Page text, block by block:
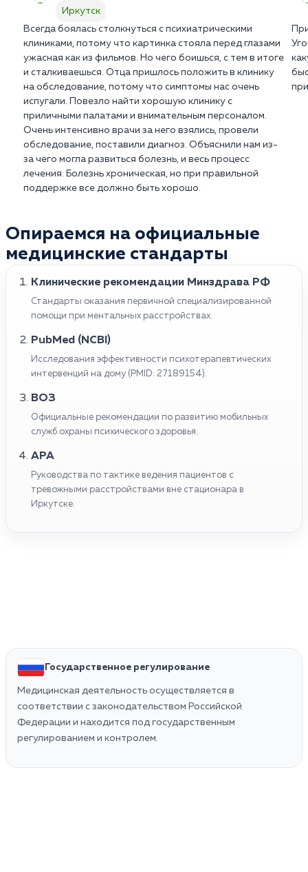
Иркутск
Всегда боялась столкнуться с психиатрическими
клиниками, потому что картинка стояла перед глазами
ужасная как из фильмов. Но чего боишься, с тем в итоге
и сталкиваешься. Отца пришлось положить в клинику
на обследование, потому что симптомы нас очень
испугали. Повезло найти хорошую клинику с
приличными палатами и внимательным персоналом.
Очень интенсивно врачи за него взялись, провели
обследование, поставили диагноз. Объяснили нам из-
за чего могла развиться болезнь, и весь процесс
лечения. Болезнь хроническая, но при правильной
поддержке все должно быть хорошо.
Опираемся на официальные
медицинские стандарты
Клинические рекомендации Минздрава РФ
Стандарты оказания первичной специализированной
помощи при ментальных расстройствах.
PubMed (NCBI)
Исследования эффективности психотерапевтических
интервенций на дому (PMID: 27189154).
ВОЗ
Официальные рекомендации по развитию мобильных
служб охраны психического здоровья.
APA
Руководства по тактике ведения пациентов с
тревожными расстройствами вне стационара в
Иркутске.
Государственное регулирование
Медицинская деятельность осуществляется в
соответствии с законодательством Российской
Федерации и находится под государственным
регулированием и контролем.